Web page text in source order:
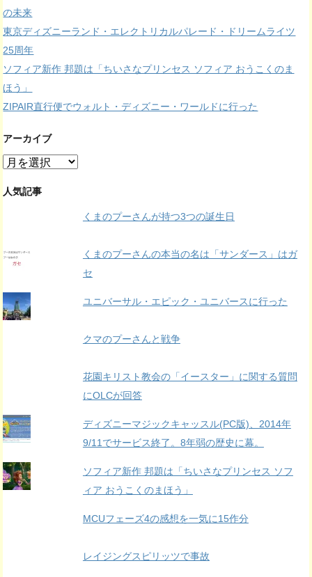
の未来
東京ディズニーランド・エレクトリカルパレード・ドリームライツ
25周年
ソフィア新作 邦題は「ちいさなプリンセス ソフィア おうこくのま
ほう」
ZIPAIR直行便でウォルト・ディズニー・ワールドに行った
アーカイブ
ア
カ
人気記事
くまのプーさんが持つ3つの誕生日
くまのプーさんの本当の名は「サンダース」はガ
セ
ユニバーサル・エピック・ユニバースに行った
クマのプーさんと戦争
花園キリスト教会の「イースター」に関する質問
にOLCが回答
ディズニーマジックキャッスル(PC版)、2014年
9/11でサービス終了。8年弱の歴史に幕。
ソフィア新作 邦題は「ちいさなプリンセス ソフ
ィア おうこくのまほう」
MCUフェーズ4の感想を一気に15作分
レイジングスピリッツで事故